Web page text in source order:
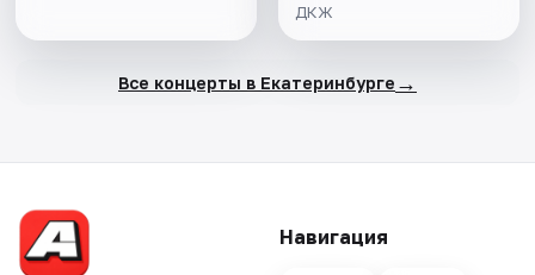
ДКЖ
Все концерты в Екатеринбурге →
Навигация